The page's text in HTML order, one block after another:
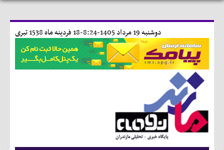
18 فردينه ماه 1538 تبری دوشنبه 19 مرداد 1405-8:24-